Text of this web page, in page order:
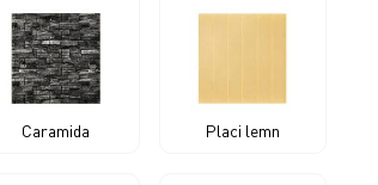
Caramida Placi lemn